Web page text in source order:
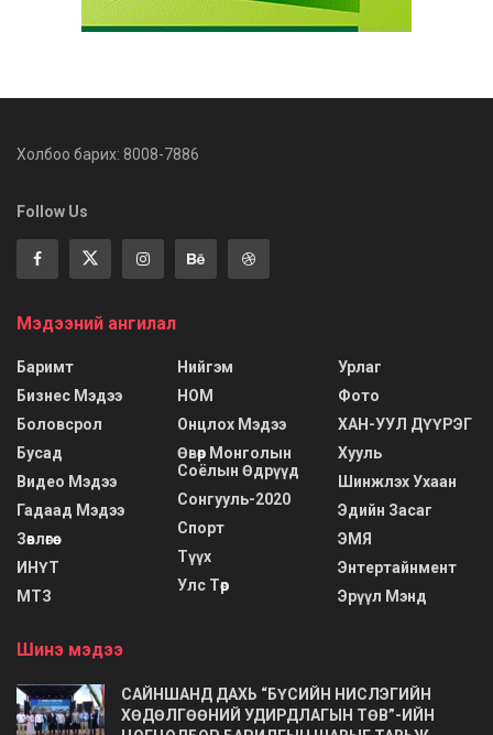
Холбоо барих: 8008-7886
Follow Us
Мэдээний ангилал
Баримт
Бизнес Мэдээ
Боловсрол
Бусад
Видео Мэдээ
Гадаад Мэдээ
Зөвлөгөө
ИНҮТ
МТЗ
Нийгэм
НОМ
Онцлох Мэдээ
Өвөр Монголын
Соёлын Өдрүүд
Сонгууль-2020
Спорт
Түүх
Улс Төр
Урлаг
Фото
ХАН-УУЛ ДҮҮРЭГ
Хууль
Шинжлэх Ухаан
Эдийн Засаг
ЭМЯ
Энтертайнмент
Эрүүл Мэнд
Шинэ мэдээ
САЙНШАНД ДАХЬ “БҮСИЙН НИСЛЭГИЙН
ХӨДӨЛГӨӨНИЙ УДИРДЛАГЫН ТӨВ”-ИЙН